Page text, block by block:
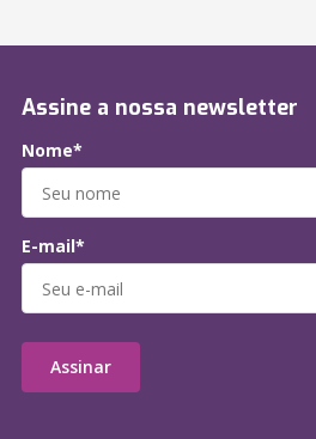
Assine a nossa newsletter
Nome*
E-mail*
Assinar